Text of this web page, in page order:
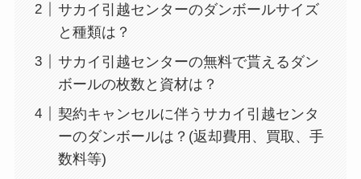
サカイ引越センターのダンボールサイズ
と種類は？
サカイ引越センターの無料で貰えるダン
ボールの枚数と資材は？
契約キャンセルに伴うサカイ引越センタ
ーのダンボールは？(返却費用、買取、手
数料等)